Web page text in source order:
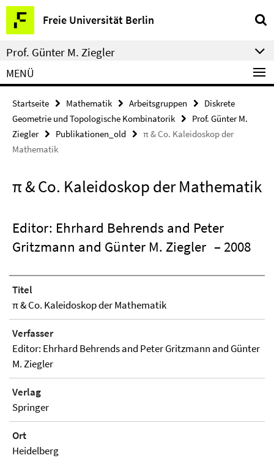
Springe
direkt
zu
Inhalt
Freie Universität Berlin
Service-
Navigation
Prof. Günter M. Ziegler
MENÜ
Startseite Mathematik Arbeitsgruppen
Diskrete
Geometrie und Topologische Kombinatorik
Prof. Günter M.
Ziegler
Publikationen_old
π & Co. Kaleidoskop der
Mathematik
π & Co. Kaleidoskop der Mathematik
Editor: Ehrhard Behrends and Peter
Gritzmann and Günter M. Ziegler – 2008
Titel
π & Co. Kaleidoskop der Mathematik
Verfasser
Editor: Ehrhard Behrends and Peter Gritzmann and Günter
M. Ziegler
Verlag
Springer
Ort
Heidelberg